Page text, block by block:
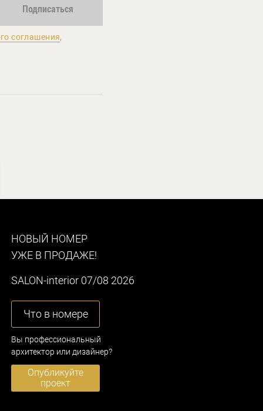
Подписаться
соглашения,
НОВЫЙ НОМЕР
УЖЕ В ПРОДАЖЕ!
SALON-interior 07/08 2026
Что в номере
Вы профессиональный
архитектор или дизайнер?
Опубликуйте
проект